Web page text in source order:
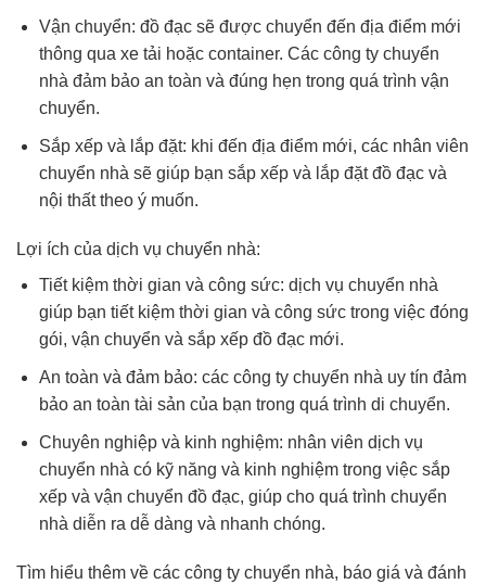
Vận chuyển: đồ đạc sẽ được chuyển đến địa điểm mới
thông qua xe tải hoặc container. Các công ty chuyển
nhà đảm bảo an toàn và đúng hẹn trong quá trình vận
chuyển.
Sắp xếp và lắp đặt: khi đến địa điểm mới, các nhân viên
chuyển nhà sẽ giúp bạn sắp xếp và lắp đặt đồ đạc và
nội thất theo ý muốn.
Lợi ích của dịch vụ chuyển nhà:
Tiết kiệm thời gian và công sức: dịch vụ chuyển nhà
giúp bạn tiết kiệm thời gian và công sức trong việc đóng
gói, vận chuyển và sắp xếp đồ đạc mới.
An toàn và đảm bảo: các công ty chuyển nhà uy tín đảm
bảo an toàn tài sản của bạn trong quá trình di chuyển.
Chuyên nghiệp và kinh nghiệm: nhân viên dịch vụ
chuyển nhà có kỹ năng và kinh nghiệm trong việc sắp
xếp và vận chuyển đồ đạc, giúp cho quá trình chuyển
nhà diễn ra dễ dàng và nhanh chóng.
Tìm hiểu thêm về các công ty chuyển nhà, báo giá và đánh